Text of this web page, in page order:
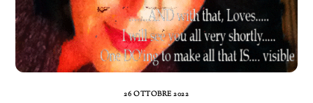
26 OTTOBRE 2022